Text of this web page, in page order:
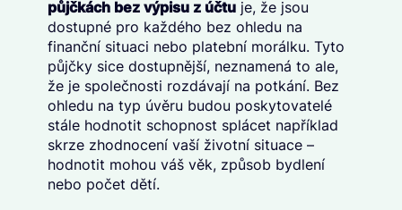
půjčkách bez výpisu z účtuje, že jsou
dostupné pro každého bez ohledu na
finanční situaci nebo platební morálku. Tyto
půjčky sice dostupnější, neznamená to ale,
že je společnosti rozdávají na potkání. Bez
ohledu na typ úvěru budou poskytovatelé
stále hodnotit schopnost splácet například
skrze zhodnocení vaší životní situace –
hodnotit mohou váš věk, způsob bydlení
nebo počet dětí.